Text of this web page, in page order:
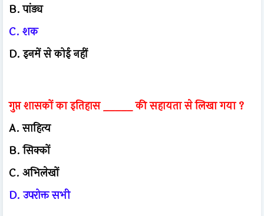
B. पांड्य
C. शक
D. इनमें से कोई नहीं
गुप्त शासकों का इतिहास _____ की सहायता से लिखा गया ?
A. साहित्य
B. सिक्कों
C. अभिलेखों
D. उपरोक्त सभी